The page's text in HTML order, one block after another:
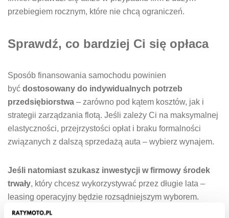
przebiegiem rocznym, które nie chcą ograniczeń.
Sprawdź, co bardziej Ci się opłaca
Sposób finansowania samochodu powinien
być dostosowany do indywidualnych potrzeb
przedsiębiorstwa – zarówno pod kątem kosztów, jak i
strategii zarządzania flotą. Jeśli zależy Ci na maksymalnej
elastyczności, przejrzystości opłat i braku formalności
związanych z dalszą sprzedażą auta – wybierz wynajem.
Jeśli natomiast szukasz inwestycji w firmowy środek
trwały, który chcesz wykorzystywać przez długie lata –
leasing operacyjny będzie rozsądniejszym wyborem.